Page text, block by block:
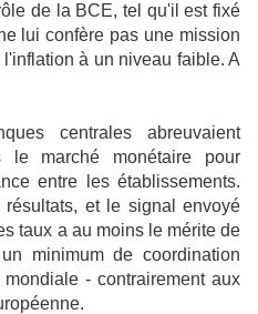
de la BCE, tel qu'il est fixé
lui confère pas une mission
à un niveau faible. A
centrales abreuvaient
le marché monétaire pour
entre les établissements.
et le signal envoyé
taux a au moins le mérite de
minimum de coordination
- contrairement aux